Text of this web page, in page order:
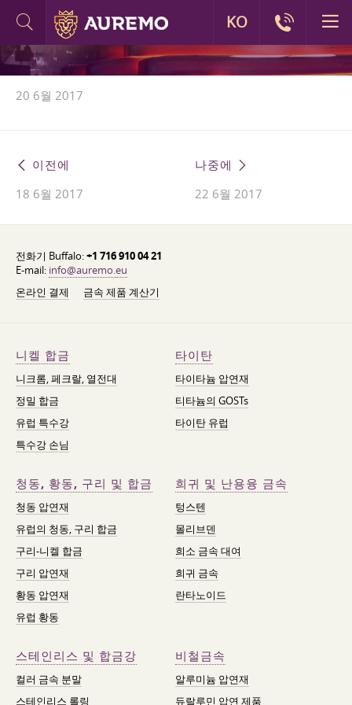
20 6월 2017
이전에
18 6월 2017
나중에
22 6월 2017
전화기 Buffalo:+1 716 910 04 21
E-mail: info@auremo.eu
온라인 결제
금속 제품 계산기
니켈 합금
니크롬, 페크랄, 열전대
정밀 합금
유럽 특수강
특수강 손님
타이탄
타이타늄 압연재
티타늄의 GOSTs
타이탄 유럽
청동, 황동, 구리 및 합금
청동 압연재
유럽의 청동, 구리 합금
구리-니켈 합금
구리 압연재
황동 압연재
유럽 황동
희귀 및 난용융 금속
텅스텐
몰리브덴
희소 금속 대여
희귀 금속
란타노이드
스테인리스 및 합금강
컬러 금속 분말
스테인리스 롤링
비철금속
알루미늄 압연재
듀랄루민 압연 제품
KO